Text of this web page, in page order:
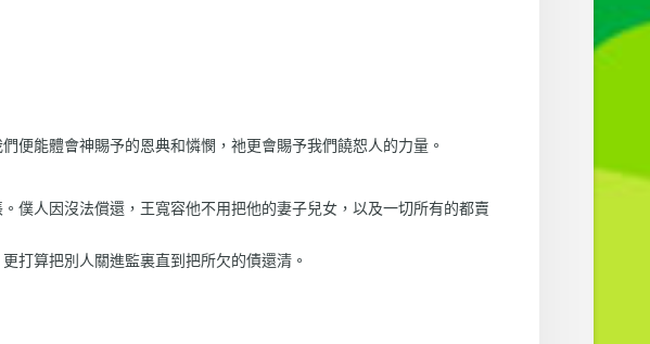
便能體會神賜予的恩典和憐憫，祂更會賜予我們饒恕人的力量。
僕人因沒法償還，王寬容他不用把他的妻子兒女，以及一切所有的都賣
打算把別人關進監裏直到把所欠的債還清。